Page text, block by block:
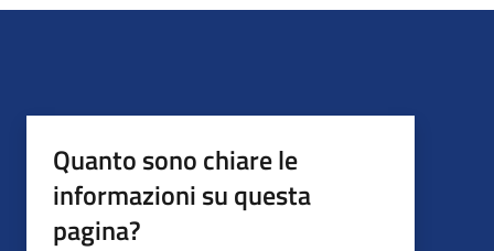
Quanto sono chiare le
informazioni su questa
pagina?